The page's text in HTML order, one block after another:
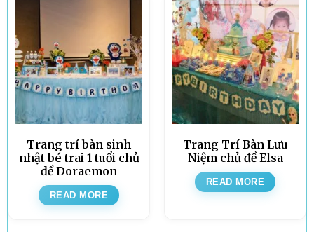
Trang trí bàn sinh
nhật bé trai 1 tuổi chủ
đề Doraemon
READ MORE
Trang Trí Bàn Lưu
Niệm chủ đề Elsa
READ MORE